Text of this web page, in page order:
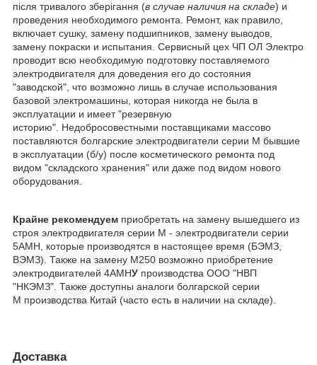
після тривалого зберігання (в случае наличия на складе) и
проведения необходимого ремонта. Ремонт, как правило,
включает сушку, замену подшипников, замену выводов,
замену покраски и испытания. Сервисный цех ЧП ОЛ Электро
проводит всю необходимую подготовку поставляемого
электродвигателя для доведения его до состояния
"заводской", что возможно лишь в случае использования
базовой электромашины, которая никогда не была в
эксплуатации и имеет "резервную
историю". Недобросовестными поставщиками массово
поставляются болгарские электродвигатели серии М бывшие
в эксплуатации (б/у) после косметического ремонта под
видом "складского хранения" или даже под видом нового
оборудования.
Крайне рекомендуем приобретать на замену вышедшего из
строя электродвигателя серии М - электродвигатели серии
5АМН, которые производятся в настоящее время (БЭМЗ,
ВЭМЗ). Также на замену М250 возможно приобретение
электродвигателей 4АМНУ производства ООО "НВП
"НКЭМЗ". Также доступны аналоги болгарской серии
М производства Китай (часто есть в наличии на складе).
Доставка